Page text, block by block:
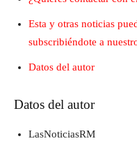
Esta y otras noticias
subscribiéndote a
Datos del autor
Datos del autor
LasNoticiasRM